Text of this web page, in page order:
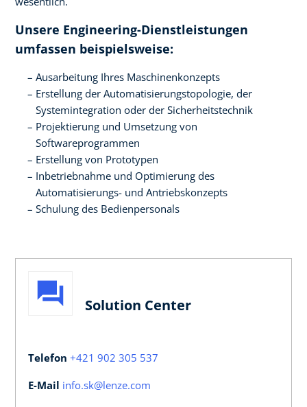
Unsere Engineering-Dienstleistungen
umfassen beispielsweise:
Ausarbeitung Ihres Maschinenkonzepts
Erstellung der Automatisierungstopologie, der
Systemintegration oder der Sicherheitstechnik
Projektierung und Umsetzung von
Softwareprogrammen
Erstellung von Prototypen
Inbetriebnahme und Optimierung des
Automatisierungs- und Antriebskonzepts
Schulung des Bedienpersonals
Solution Center
Telefon +421 902 305 537
E-Mail info.sk@lenze.com